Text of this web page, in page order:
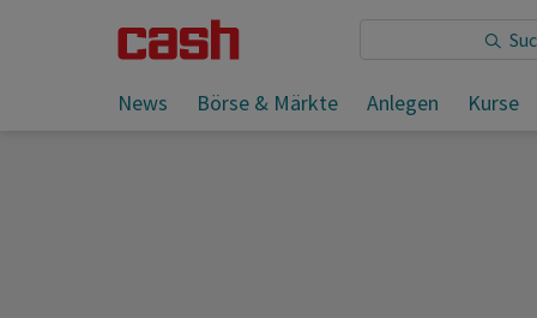
News Börse & Märkte Anlegen Kurse
Sie lesen: